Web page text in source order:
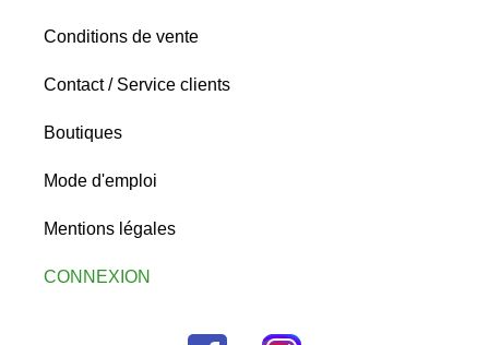
Conditions de vente
Contact / Service clients
Boutiques
Mode d'emploi
Mentions légales
CONNEXION